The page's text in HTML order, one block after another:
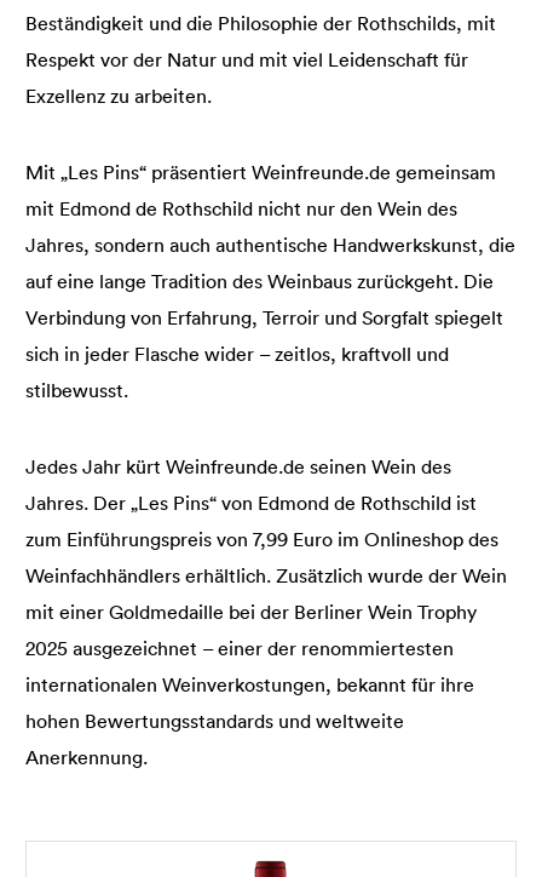
Beständigkeit und die Philosophie der Rothschilds, mit
Respekt vor der Natur und mit viel Leidenschaft für
Exzellenz zu arbeiten.
Mit „Les Pins“ präsentiert Weinfreunde.de gemeinsam
mit Edmond de Rothschild nicht nur den Wein des
Jahres, sondern auch authentische Handwerkskunst, die
auf eine lange Tradition des Weinbaus zurückgeht. Die
Verbindung von Erfahrung, Terroir und Sorgfalt spiegelt
sich in jeder Flasche wider – zeitlos, kraftvoll und
stilbewusst.
Jedes Jahr kürt Weinfreunde.de seinen Wein des
Jahres. Der „Les Pins“ von Edmond de Rothschild ist
zum Einführungspreis von 7,99 Euro im Onlineshop des
Weinfachhändlers erhältlich. Zusätzlich wurde der Wein
mit einer Goldmedaille bei der Berliner Wein Trophy
2025 ausgezeichnet – einer der renommiertesten
internationalen Weinverkostungen, bekannt für ihre
hohen Bewertungsstandards und weltweite
Anerkennung.